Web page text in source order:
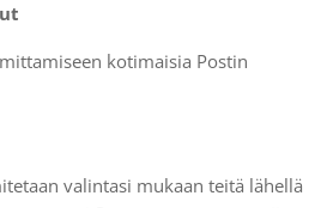
kotimaisia Postin
valintasi mukaan teitä lähellä